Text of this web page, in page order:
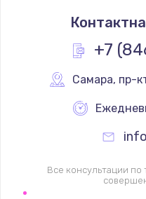
+7
Самара, пр-
Все консультации